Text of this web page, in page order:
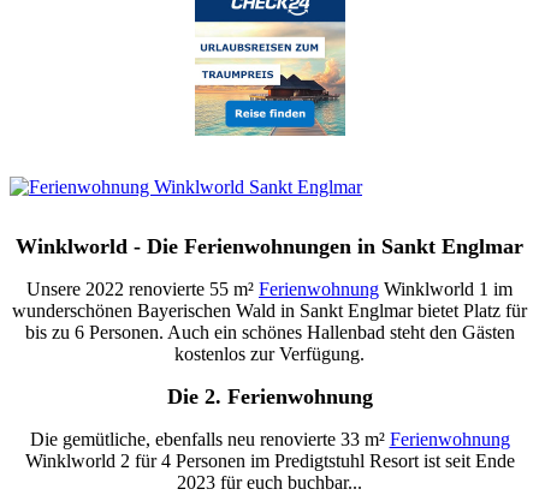
Winklworld - Die Ferienwohnungen in Sankt Englmar
Unsere 2022 renovierte 55 m² Ferienwohnung Winklworld 1 im
wunderschönen Bayerischen Wald in Sankt Englmar bietet Platz für
bis zu 6 Personen. Auch ein schönes Hallenbad steht den Gästen
kostenlos zur Verfügung.
Die 2. Ferienwohnung
Die gemütliche, ebenfalls neu renovierte 33 m² Ferienwohnung
Winklworld 2 für 4 Personen im Predigtstuhl Resort ist seit Ende
2023 für euch buchbar...